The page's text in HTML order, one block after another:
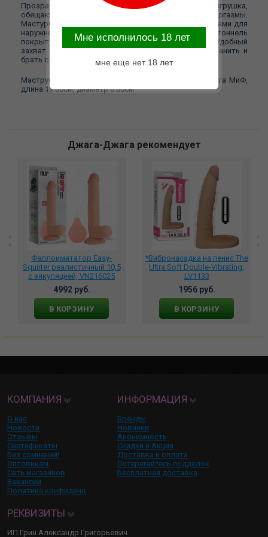
Прозрачный мастурбатор Stroker - манящая и тугая игрушка,
обещающая чувственные ласки и мега-оргазмы.
Мастурбатор с широким входом, обрамлённым точками для
наружной стимуляции. Открытый с с одной стороны тоннель
покрыт нежными рёбрышками по всей длине. Удобный
захват. Благодаря небольшим размерам удобно хранить и
брать с собой в поездки.
Маструбатор STROKER телесный №5 DD Джага-Джага МиФ,
длина 13.00см, диаметр 6.00см
Джага-Джага рекомендует
Фаллоимитатор Easy-
Squirter реалистичный 10,5
с эякуляцией, VN216025
4992 руб.
В КОРЗИНУ
*Вибронасадка на пенис The
Ultra Soft Double-Vibrating,
LV1133
1956 руб.
В КОРЗИНУ
КОМПАНИЯ
О нас
Новости
Отзывы
Сертификаты
Без сомнений!
Оптовикам
Сеть магазинов
Вакансии
Политика конфиденц.
ИНФОРМАЦИЯ
Бренды
Новинки
Анонимность
Скидки и Акции
Доставка и оплата
Остерегайтесь подделок
Бесплатная доставка
РЕКВИЗИТЫ
ИП Грин Александр Григорьевич
Mне исполнилось 18 лет
мне еще нет 18 лет